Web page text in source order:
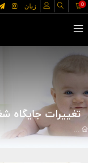
زبان 0
خانه و خانواده